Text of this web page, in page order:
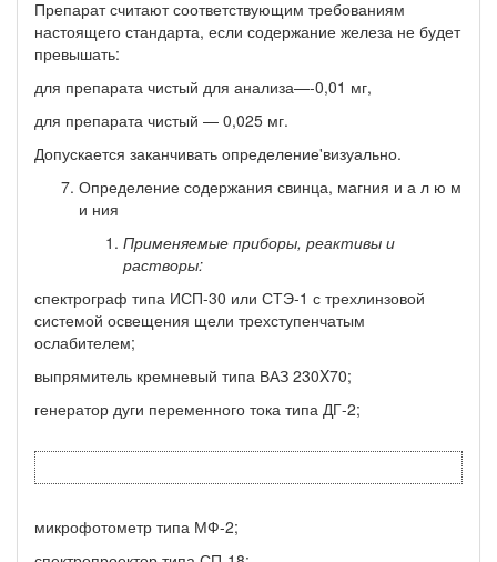
Препарат считают соответствующим требованиям
настоящего стандарта, если содержание железа не будет
превышать:
для препарата чистый для анализа—-0,01 мг,
для препарата чистый — 0,025 мг.
Допускается заканчивать определение'визуально.
Определение содержания свинца, магния и а л ю м
и ния
Применяемые приборы, реактивы и
растворы:
спектрограф типа ИСП-30 или СТЭ-1 с трехлинзовой
системой освещения щели трехступенчатым
ослабителем;
выпрямитель кремневый типа ВАЗ 230X70;
генератор дуги переменного тока типа ДГ-2;
микрофотометр типа МФ-2;